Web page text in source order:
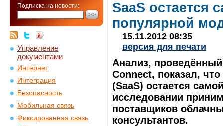
Подписка на новости:
Управление
документами
Интернет
Интеграция
Безопасность
Мобильная связь
Фиксированная связь
SaaS остается
популярной
15.11.2012 08:35
версия для печати
Анализ,
Connect, показал,
(SaaS) остается
исследовании
поставщиков
консультантов.